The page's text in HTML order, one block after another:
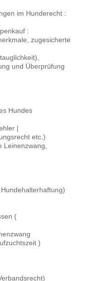
im Hunderecht :
:
zugesicherte
und Überprüfung
Hundes
|
etc.)
Leinenzwang,
(
)